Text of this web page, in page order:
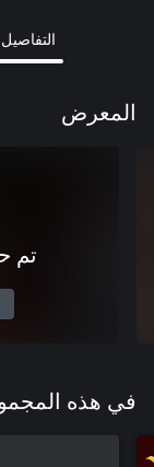
التفاصيل
المعرض
تم
في هذه